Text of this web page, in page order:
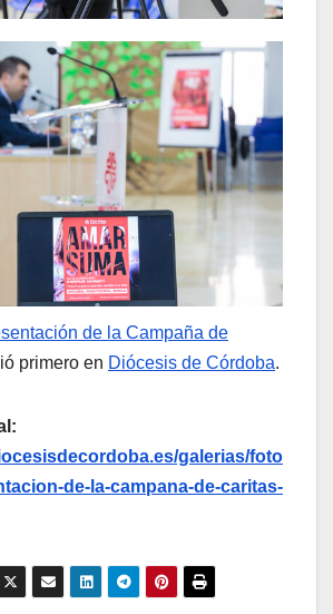
de la Campaña de
primero en Diócesis de Córdoba.
galerias/foto
de-la-campana-de-caritas-